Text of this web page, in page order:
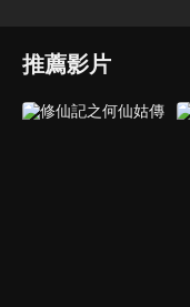
推薦影片